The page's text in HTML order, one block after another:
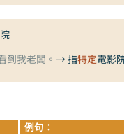
到我老闆。 → 指特定電影
例句：